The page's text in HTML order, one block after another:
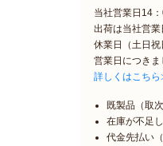
当社営業日14
出荷は当社営業
休業日（土日
営業日につきま
詳しくはこち
既製品（取
在庫が不足
代金先払い